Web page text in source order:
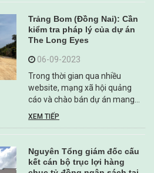
thiết kế làm tăng hệ số sử dụng
đất ...
Trảng Bom (Đồng Nai): Cần
kiểm tra pháp lý của dự án
The Long Eyes
06-09-2023
Trong thời gian qua nhiều
website, mạng xã hội quảng
cáo và chào bán dự án mang
The Long Eyes tại xã Sông
Thao, huyện Trảng Bom, tỉnh
thông tin về dự án này còn thiếu
minh bạch, tiềm ẩn nhiều rủi ro,
hệ lụy đối ...
XEM TIẾP
Nguyên Tổng giám đốc cấu
kết cán bộ trục lợi hàng